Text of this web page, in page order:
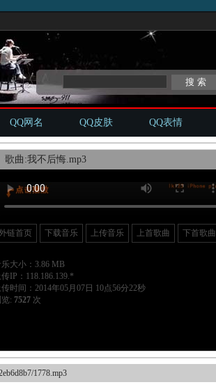
QQ网名 QQ皮肤 QQ表情
歌曲:我不后悔.mp3
链首页 下载音乐 上传音乐 上首歌曲 下首歌曲
大小：3.86 MB
传IP：118.186.139.*
传时间：2014年05月07日 10点56分22秒
: 7527次
1778.mp3